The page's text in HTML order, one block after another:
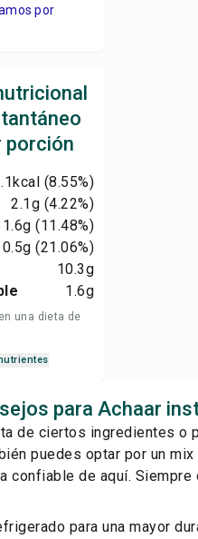
por
porción
kcal (8.55%)
2.1g (4.22%)
g (11.48%)
g (21.06%)
10.3g
1.6g
una dieta de
para Achaar
de ciertos ingredientes o
puedes optar por un
confiable de aquí. Siempre
para una mayor